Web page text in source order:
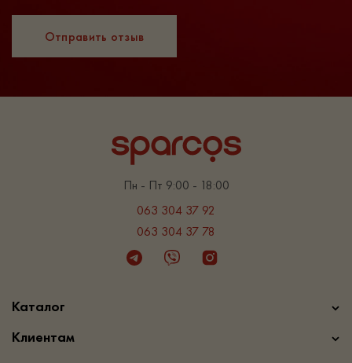
Отправить отзыв
Пн - Пт 9:00 - 18:00
063 304 37 92
063 304 37 78
TelegramViber Instagram
Каталог
Клиентам